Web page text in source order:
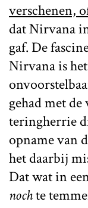
verschenen,
dat Nirvana
gaf. De
Nirvana is
gehad met
teringherrie
opname van
het daarbij
Dat wat in
nochte